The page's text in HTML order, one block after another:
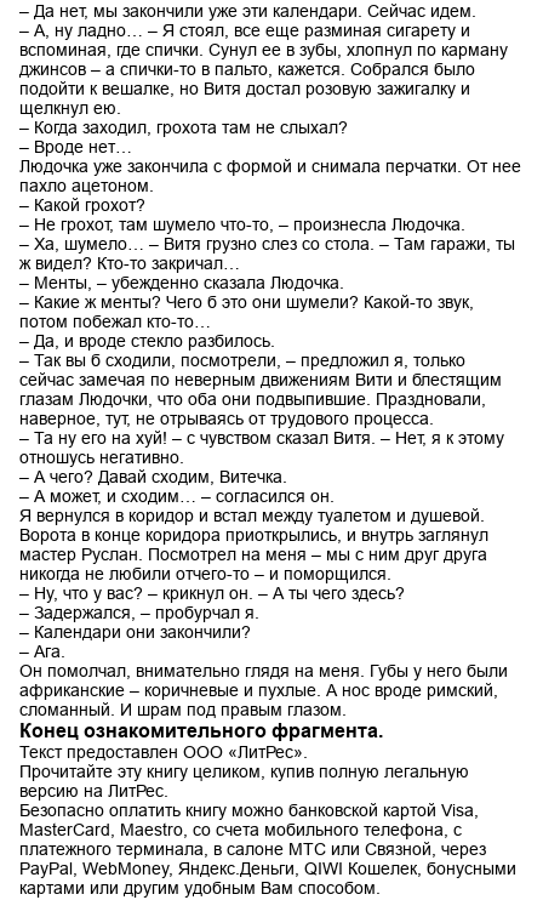
– Да нет, мы закончили уже эти календари. Сейчас идем.
– А, ну ладно… – Я стоял, все еще разминая сигарету и
вспоминая, где спички. Сунул ее в зубы, хлопнул по карману
джинсов – а спички-то в пальто, кажется. Собрался было
подойти к вешалке, но Витя достал розовую зажигалку и
щелкнул ею.
– Когда заходил, грохота там не слыхал?
– Вроде нет…
Людочка уже закончила с формой и снимала перчатки. От нее
пахло ацетоном.
– Какой грохот?
– Не грохот, там шумело что-то, – произнесла Людочка.
– Ха, шумело… – Витя грузно слез со стола. – Там гаражи, ты
ж видел? Кто-то закричал…
– Менты, – убежденно сказала Людочка.
– Какие ж менты? Чего б это они шумели? Какой-то звук,
потом побежал кто-то…
– Да, и вроде стекло разбилось.
– Так вы б сходили, посмотрели, – предложил я, только
сейчас замечая по неверным движениям Вити и блестящим
глазам Людочки, что оба они подвыпившие. Праздновали,
наверное, тут, не отрываясь от трудового процесса.
– Та ну его на хуй! – с чувством сказал Витя. – Нет, я к этому
отношусь негативно.
– А чего? Давай сходим, Витечка.
– А может, и сходим… – согласился он.
Я вернулся в коридор и встал между туалетом и душевой.
Ворота в конце коридора приоткрылись, и внутрь заглянул
мастер Руслан. Посмотрел на меня – мы с ним друг друга
никогда не любили отчего-то – и поморщился.
– Ну, что у вас? – крикнул он. – А ты чего здесь?
– Задержался, – пробурчал я.
– Календари они закончили?
– Ага.
Он помолчал, внимательно глядя на меня. Губы у него были
африканские – коричневые и пухлые. А нос вроде римский,
сломанный. И шрам под правым глазом.
Конец ознакомительного фрагмента.
Текст предоставлен ООО «ЛитРес».
Прочитайте эту книгу целиком, купив полную легальную
версию на ЛитРес.
Безопасно оплатить книгу можно банковской картой Visa,
MasterCard, Maestro, со счета мобильного телефона, с
платежного терминала, в салоне МТС или Связной, через
PayPal, WebMoney, Яндекс.Деньги, QIWI Кошелек, бонусными
картами или другим удобным Вам способом.